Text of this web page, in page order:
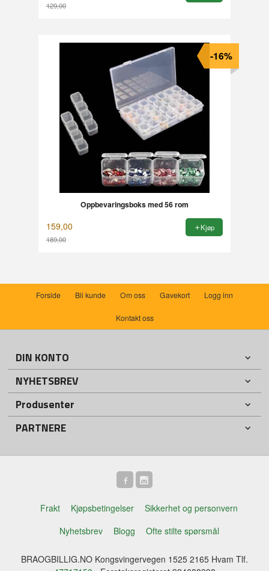
129,00
Oppbevaringsboks med 56 rom
159,00
189,00
-16%
Kjøp
Forside Bli kunde Om oss Gavekort Logg inn
Kontakt oss
DIN KONTO
NYHETSBREV
Produsenter
PARTNERE
Frakt Kjøpsbetingelser
Sikkerhet og personvern
Nyhetsbrev
Blogg Ofte stilte spørsmål
BRAOGBILLIG.NO Kongsvingervegen 1525 2165 Hvam Tlf.